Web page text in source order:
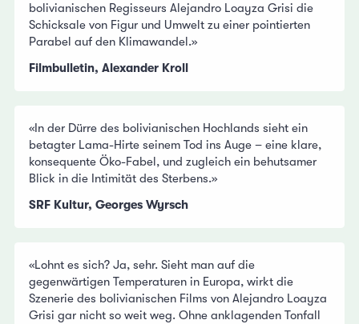
bolivianischen Regisseurs Alejandro Loayza Grisi die
Schicksale von Figur und Umwelt zu einer pointierten
Parabel auf den Klimawandel.»
Filmbulletin, Alexander Kroll
«In der Dürre des bolivianischen Hochlands sieht ein
betagter Lama-Hirte seinem Tod ins Auge – eine klare,
konsequente Öko-Fabel, und zugleich ein behutsamer
Blick in die Intimität des Sterbens.»
SRF Kultur, Georges Wyrsch
«Lohnt es sich? Ja, sehr. Sieht man auf die
gegenwärtigen Temperaturen in Europa, wirkt die
Szenerie des bolivianischen Films von Alejandro Loayza
Grisi gar nicht so weit weg. Ohne anklagenden Tonfall